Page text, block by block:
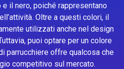
il nero, poiché rappresentano
Oltre a questi colori, il
utilizzati anche nel design
puoi optare per un colore
parrucchiere offre qualcosa che
competitivo sul mercato.